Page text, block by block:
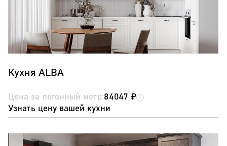
Кухня ALBA
Цена за погонный метр:84047 ₽
Узнать цену вашей кухни